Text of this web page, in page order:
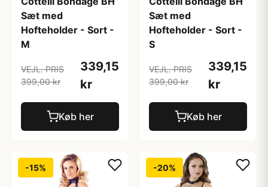
Sæt med
Hofteholder - Sort -
M
VEJL. PRIS
399,00 kr
339,15
kr
Køb her
Sæt med
Hofteholder - Sort -
S
VEJL. PRIS
399,00 kr
339,15
kr
Køb her
-15% -20%